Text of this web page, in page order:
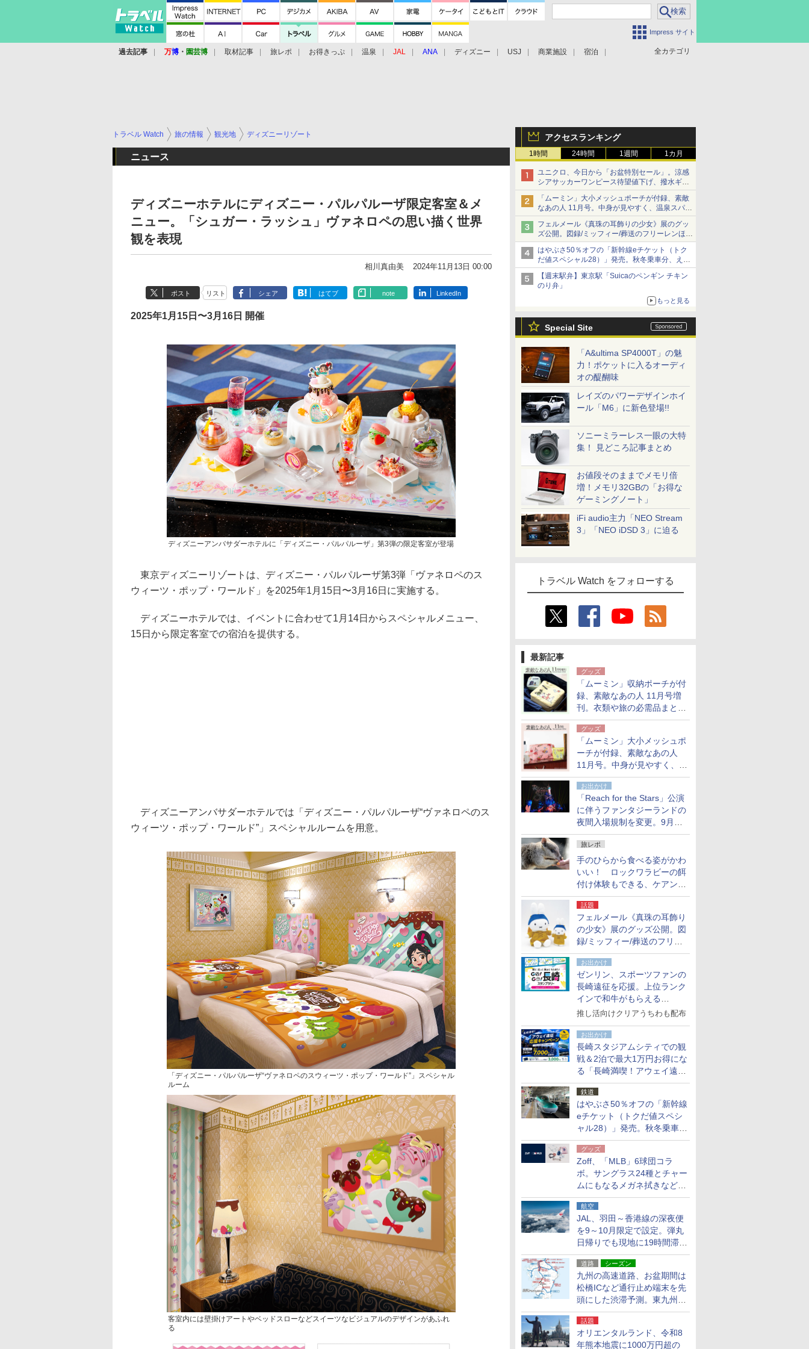
Impress サイト
全カテゴリ
過去記事 万博 ・ 園芸博 取材記事 旅レポ お得きっぷ 温泉 JAL ANA ディズニー USJ 商業施設 宿泊
アクセスランキング
1時間 24時間 1週間 1カ月
ユニクロ、今日から「お盆特別セール」。涼感
シアサッカーワンピース待望値下げ、撥水ギア
ショーツは1990円に
「ムーミン」大小メッシュポーチが付録、素敵
なあの人 11月号。中身が見やすく、温泉スパに
も使える
フェルメール《真珠の耳飾りの少女》展のグッ
ズ公開。図録/ミッフィー/葬送のフリーレンほ
か、注目ブランドコラボが実現
はやぶさ50％オフの「新幹線eチケット（トク
だ値スペシャル28）」発売。秋冬乗車分、えき
ねっと限定
【週末駅弁】東京駅「Suicaのペンギン チキン
のり弁」
もっと見る
Special Site
「A&ultima SP4000T」の魅
力！ポケットに入るオーディ
オの醍醐味
レイズのパワーデザインホイ
ール「M6」に新色登場!!
ソニーミラーレス一眼の大特
集！ 見どころ記事まとめ
お値段そのままでメモリ倍
増！メモリ32GBの「お得な
ゲーミングノート」
iFi audio主力「NEO Stream
3」「NEO iDSD 3」に迫る
トラベル Watch をフォローする
最新記事
グッズ
「ムーミン」収納ポーチが付
録、素敵なあの人 11月号増
刊。衣類や旅の必需品まとま
る大小2個セット
グッズ
「ムーミン」大小メッシュポ
ーチが付録、素敵なあの人
11月号。中身が見やすく、温
泉スパにも使える
お出かけ
「Reach for the Stars」公演
に伴うファンタジーランドの
夜間入場規制を変更。9月か
ら18時50分～20時ごろに
旅レポ
手のひらから食べる姿がかわ
いい！ ロックワラビーの餌
付け体験もできる、ケアンズ
でアサートン高原の日本語ガ
イド付きツアーに参加してみ
た
話題
フェルメール《真珠の耳飾り
の少女》展のグッズ公開。図
録/ミッフィー/葬送のフリー
レンほか、注目ブランドコラ
ボが実現
お出かけ
ゼンリン、スポーツファンの
長崎遠征を応援。上位ランク
インで和牛がもらえる
「GO！GO！長崎スタンプラ
推し活向けクリアうちわも配布
お出かけ
長崎スタジアムシティでの観
戦＆2泊で最大1万円お得にな
る「長崎満喫！アウェイ遠征
応援キャンペーン」
鉄道
はやぶさ50％オフの「新幹線
eチケット（トクだ値スペシ
ャル28）」発売。秋冬乗車
分、えきねっと限定
グッズ
Zoff、「MLB」6球団コラ
ボ。サングラス24種とチャー
ムにもなるメガネ拭きなど雑
貨24種
航空
JAL、羽田～香港線の深夜便
を9～10月限定で設定。弾丸
日帰りでも現地に19時間滞在
できる
道路 シーズン
九州の高速道路、お盆期間は
松橋ICなど通行止め端末を先
頭にした渋滞予測。東九州道
への迂回は料金調整を実施
話題
オリエンタルランド、令和8
年熊本地震に1000万円超の
トラベル Watch 旅の情報 観光地 ディズニーリゾート
ニュース
ディズニーホテルにディズニー・パルパルーザ限定客室＆メ
ニュー。「シュガー・ラッシュ」ヴァネロペの思い描く世界
観を表現
相川真由美 2024年11月13日 00:00
ポスト リスト シェア はてブ note LinkedIn
2025年1月15日〜3月16日 開催
ディズニーアンバサダーホテルに「ディズニー・パルパルーザ」第3弾の限定客室が登場
東京ディズニーリゾートは、ディズニー・パルパルーザ第3弾「ヴァネロペのス
ウィーツ・ポップ・ワールド」を2025年1月15日〜3月16日に実施する。
ディズニーホテルでは、イベントに合わせて1月14日からスペシャルメニュー、
15日から限定客室での宿泊を提供する。
ディズニーアンバサダーホテルでは「ディズニー・パルパルーザ“ヴァネロペのス
ウィーツ・ポップ・ワールド”」スペシャルルームを用意。
「ディズニー・パルパルーザ“ヴァネロペのスウィーツ・ポップ・ワールド”」スペシャル
ルーム
客室内には壁掛けアートやベッドスローなどスイーツなビジュアルのデザインがあふれ
る